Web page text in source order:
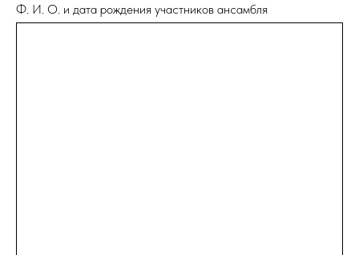
Ф. И. О. и дата рождения участников ансамбля